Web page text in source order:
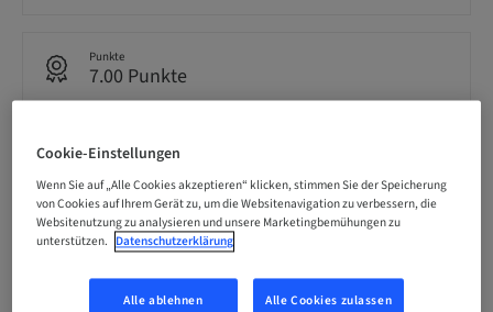
Punkte
7.00 Punkte
Zielgruppe
national
Verfügbare Plätze
15 verfügbar
Cookie-Einstellungen
Wenn Sie auf „Alle Cookies akzeptieren“ klicken, stimmen Sie der Speicherung
von Cookies auf Ihrem Gerät zu, um die Websitenavigation zu verbessern, die
Websitenutzung zu analysieren und unsere Marketingbemühungen zu
unterstützen. Datenschutzerklärung
Alle ablehnen Alle Cookies zulassen